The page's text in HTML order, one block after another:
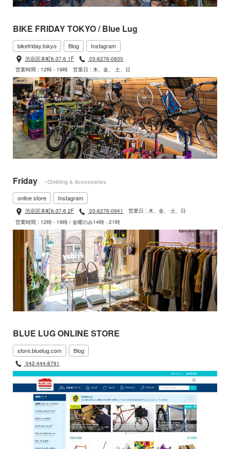
BIKE FRIDAY TOKYO / Blue Lug
bikefriday.tokyo Blog Instagram
渋谷区本町6-37-6 1F
03-6276-0930
営業時間 : 12時 - 19時
営業日 : 木、金、 土、日
Friday - Clothing & Accessories
online store Instagram
渋谷区本町6-37-6 2F 03-6276-0941
営業日 : 木、金、 土、日
営業時間 : 12時 - 19時 / 金曜のみ14時 - 21時
BLUE LUG ONLINE STORE
store.bluelug.com Blog
042-444-8791